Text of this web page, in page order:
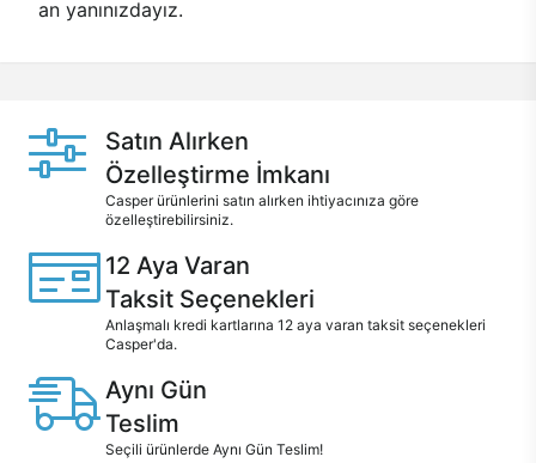
an yanınızdayız.
Satın Alırken
Özelleştirme İmkanı
Casper ürünlerini satın alırken ihtiyacınıza göre
özelleştirebilirsiniz.
12 Aya Varan
Taksit Seçenekleri
Anlaşmalı kredi kartlarına 12 aya varan taksit seçenekleri
Casper'da.
Aynı Gün
Teslim
Seçili ürünlerde Aynı Gün Teslim!